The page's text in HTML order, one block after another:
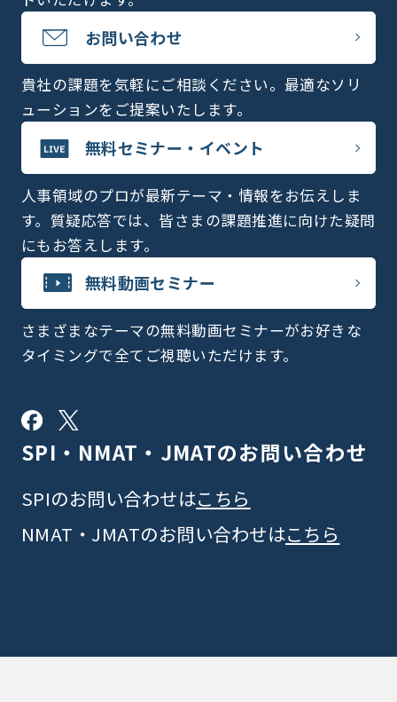
お問い合わせ
貴社の課題を気軽にご相談ください。最適なソリ
ューションをご提案いたします。
無料セミナー・イベント
人事領域のプロが最新テーマ・情報をお伝えしま
す。質疑応答では、皆さまの課題推進に向けた疑問
にもお答えします。
無料動画セミナー
さまざまなテーマの無料動画セミナーがお好きな
タイミングで全てご視聴いただけます。
SPI・NMAT・JMATのお問い合わせ
SPIのお問い合わせはこちら
NMAT・JMATのお問い合わせはこちら